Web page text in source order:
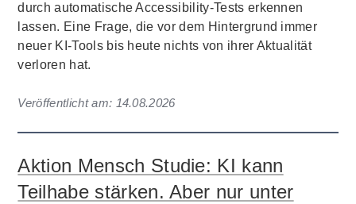
durch automatische Accessibility-Tests erkennen
lassen. Eine Frage, die vor dem Hintergrund immer
neuer KI-Tools bis heute nichts von ihrer Aktualität
verloren hat.
Veröffentlicht am: 14.08.2026
Aktion Mensch Studie: KI kann
Teilhabe stärken. Aber nur unter